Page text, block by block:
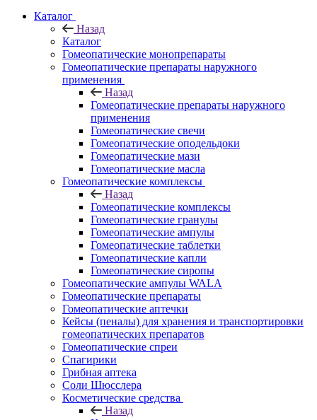
Каталог
Назад
Каталог
Гомеопатические монопрепараты
Гомеопатические препараты наружного
применения
Назад
Гомеопатические препараты наружного
применения
Гомеопатические свечи
Гомеопатические оподельдоки
Гомеопатические мази
Гомеопатические масла
Гомеопатические комплексы
Назад
Гомеопатические комплексы
Гомеопатические гранулы
Гомеопатические ампулы
Гомеопатические таблетки
Гомеопатические капли
Гомеопатические сиропы
Гомеопатические ампулы WALA
Гомеопатические препараты
Гомеопатические аптечки
Кейсы (пеналы) для хранения и транспортировки
гомеопатических препаратов
Гомеопатические спреи
Спагирики
Грибная аптека
Соли Шюсслера
Косметические средства
Назад